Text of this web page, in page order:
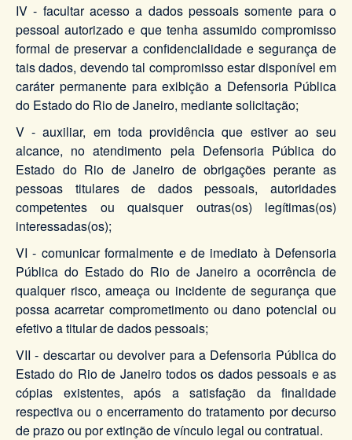
IV - facultar acesso a dados pessoais somente para o
pessoal autorizado e que tenha assumido compromisso
formal de preservar a confidencialidade e segurança de
tais dados, devendo tal compromisso estar disponível em
caráter permanente para exibição a Defensoria Pública
do Estado do Rio de Janeiro, mediante solicitação;
V - auxiliar, em toda providência que estiver ao seu
alcance, no atendimento pela Defensoria Pública do
Estado do Rio de Janeiro de obrigações perante as
pessoas titulares de dados pessoais, autoridades
competentes ou quaisquer outras(os) legítimas(os)
interessadas(os);
VI - comunicar formalmente e de imediato à Defensoria
Pública do Estado do Rio de Janeiro a ocorrência de
qualquer risco, ameaça ou incidente de segurança que
possa acarretar comprometimento ou dano potencial ou
efetivo a titular de dados pessoais;
VII - descartar ou devolver para a Defensoria Pública do
Estado do Rio de Janeiro todos os dados pessoais e as
cópias existentes, após a satisfação da finalidade
respectiva ou o encerramento do tratamento por decurso
de prazo ou por extinção de vínculo legal ou contratual.